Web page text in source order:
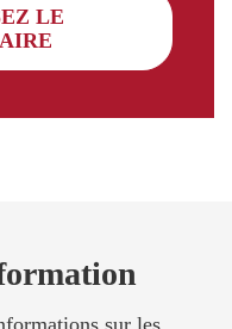
LE
sur les